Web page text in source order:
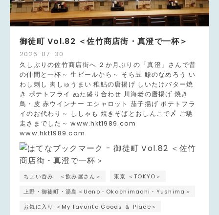
2026-07-30
御徒町 Vol.82 ＜佐竹商店街・真澄で一杯＞
ちょい呑み ＜飲み屋さん＞
東京 ＜TOKYO＞
上野・御徒町・湯島＜Ueno・Okachimachi・Yushima＞
お気に入り ＜My favorite Goods ＆ Place＞
久しぶりの佐竹商店街へ ２か月ぶりの「真澄」さんで昔
の仲間と一杯～ 生ビールから～ そら豆 鯵のなめろう い
わし刺し 肉しゅうまい 稚鮎の唐揚げ しいたけバター焼
き ポテトフライ ぬた盛り合わせ 川海老の唐揚げ 焼き
鳥・皮 赤ウインナー エシャロット 茄子揚げ ポテトフラ
イのお代わり～ ししゃも 焼きそばとおしんこで〆 ご馳
走さまでした～ www.hkt1989.com
www.hkt1989.com